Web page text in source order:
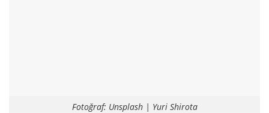
Fotoğraf: Unsplash | Yuri Shirota